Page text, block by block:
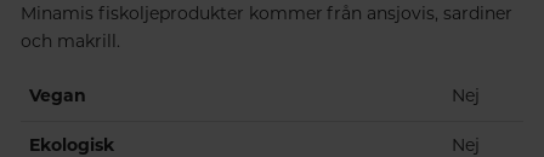
Minamis fiskoljeprodukter kommer från ansjovis, sardiner
och makrill.
Vegan Nej
Ekologisk Nej